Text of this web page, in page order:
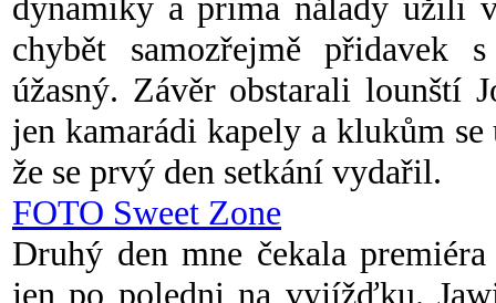
chybět samozřejmě přidavek
úžasný. Závěr obstarali lounští
jen kamarádi kapely a klukům
že se prvý den setkání vydařil.
FOTO Sweet Zone
Druhý den mne čekala
jen po poledni na vyjížďku.